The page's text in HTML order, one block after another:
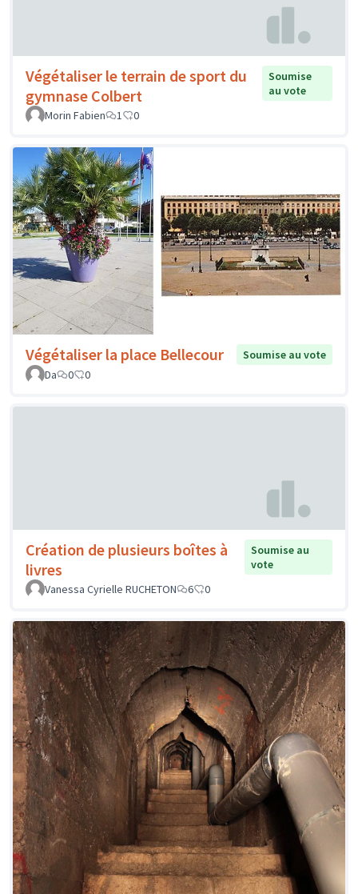
Végétaliser le terrain de sport du
gymnase Colbert
Soumise
au vote
Morin Fabien
1 0
Végétaliser la place Bellecour
Soumise au vote
Da
0 0
Création de plusieurs boîtes à
livres
Soumise au
vote
Vanessa Cyrielle RUCHETON
6 0